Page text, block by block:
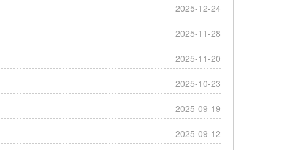
2025-12-24
2025-11-28
2025-11-20
2025-10-23
2025-09-19
2025-09-12